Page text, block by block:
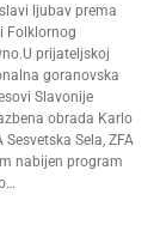
ljubav prema
Folklornog
prijateljskoj
goranovska
Slavonije
obrada Karlo
Sela, ZFA
nabijen program